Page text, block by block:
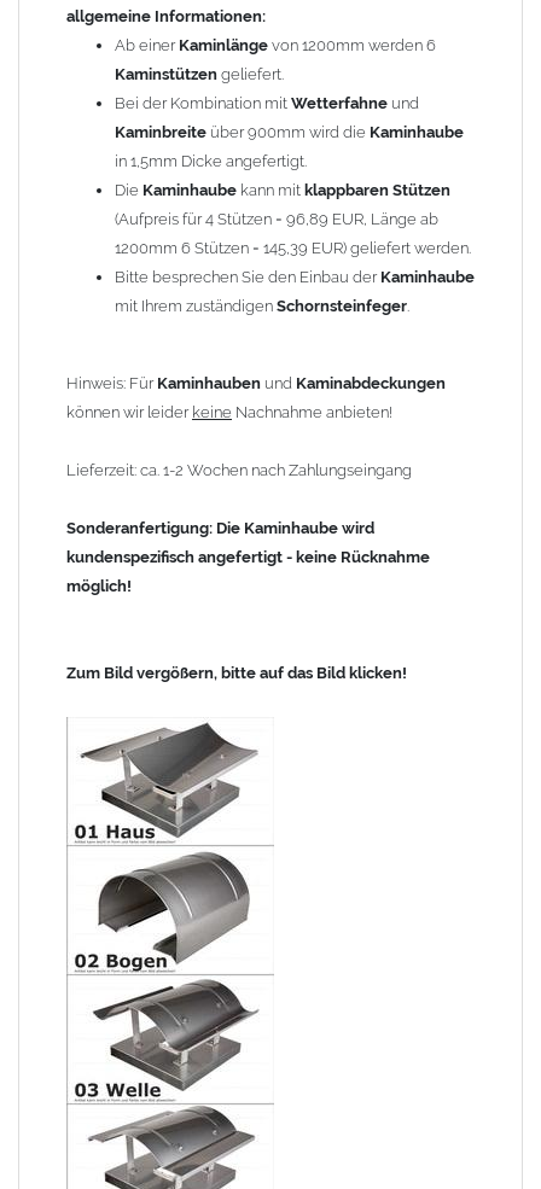
allgemeine Informationen:
Ab einer Kaminlänge von 1200mm werden 6
Kaminstützen geliefert.
Bei der Kombination mit Wetterfahne und
Kaminbreite über 900mm wird die Kaminhaube
in 1,5mm Dicke angefertigt.
Die Kaminhaube kann mit klappbaren Stützen
(Aufpreis für 4 Stützen = 96,89 EUR, Länge ab
1200mm 6 Stützen = 145,39 EUR) geliefert werden.
Bitte besprechen Sie den Einbau der Kaminhaube
mit Ihrem zuständigen Schornsteinfeger.
Hinweis: Für Kaminhauben und Kaminabdeckungen
können wir leider keine Nachnahme anbieten!
Lieferzeit: ca. 1-2 Wochen nach Zahlungseingang
Sonderanfertigung: Die Kaminhaube wird
kundenspezifisch angefertigt - keine Rücknahme
möglich!
Zum Bild vergößern, bitte auf das Bild klicken!